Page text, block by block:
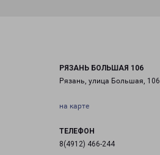
РЯЗАНЬ БОЛЬШАЯ 106
Рязань, улица Большая, 106
на карте
ТЕЛЕФОН
8(4912) 466-244